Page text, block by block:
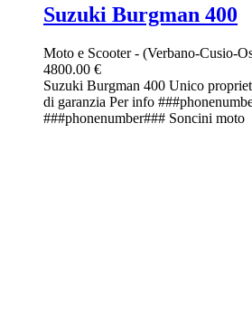
Suzuki Burgman 400
Moto e Scooter- (Verbano-Cusio-
4800.00 €
Suzuki Burgman 400 Unico
di garanzia Per info
###phonenumber### Soncini moto